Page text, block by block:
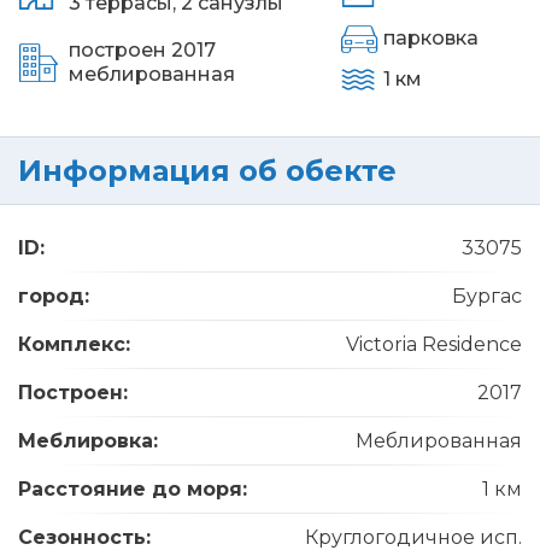
построен 2017
меблированная
парковка
1 км
Информация об обекте
ID: 33075
город: Бургас
Комплекс: Victoria Residence
Построен: 2017
Меблировка: Меблированная
Расстояние до моря: 1 км
Сезонность: Круглогодичное исп.